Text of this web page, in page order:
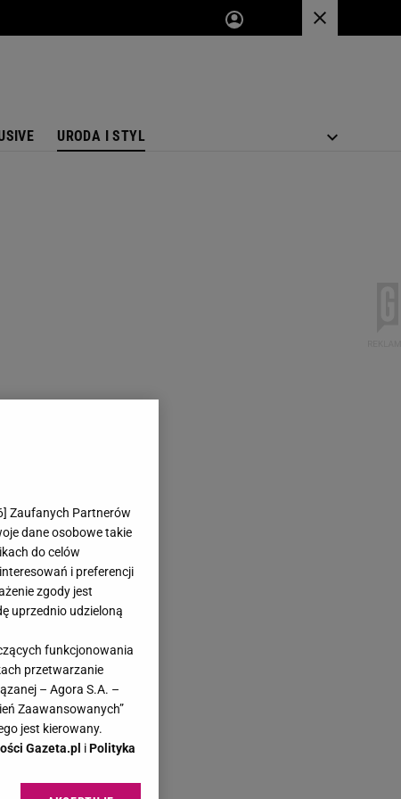
URODA I STYL
] Zaufanych Partnerów
dane osobowe takie
do celów
i preferencji
zgody jest
uprzednio udzieloną
funkcjonowania
przetwarzanie
– Agora S.A. –
Zaawansowanych”
jest kierowany.
Gazeta.pl iPolityka